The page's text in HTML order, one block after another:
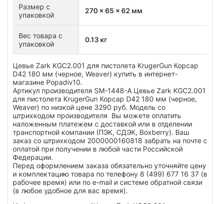
Размер с
упаковкой
270 x 65 x 62 мм
Вес товара с
упаковкой
0.13 кг
Цевье Zark KGC2.001 для пистолета KrugerGun Корсар
D42 180 мм (черное, Weaver) купить в интернет-
магазине Popadiv10.
Артикул производителя SM-1448-A Цевье Zark KGC2.001
для пистолета KrugerGun Корсар D42 180 мм (черное,
Weaver) по низкой цене 3290 руб. Модель со
штрихкодом производителя Вы можете оплатить
наложенным платежем с доставкой или в отделении
транспортной компании (ПЭК, СДЭК, Boxberry). Ваш
заказ со штрихкодом 2000000160818 забрать на почте с
оплатой при получении в любой части Российской
Федерации.
Перед оформлением заказа обязательно уточняйте цену
и комплектацию товара по телефону 8 (499) 677 16 37 (в
рабочее время) или по e-mail и системе обратной связи
(в любое удобное для вас время).